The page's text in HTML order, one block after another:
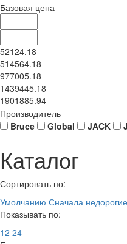
Базовая цена
52124.18
514564.18
977005.18
1439445.18
1901885.94
Производитель
Bruce
Global JACK
Каталог
Сортировать по:
Умолчанию Сначала недорогие
Показывать по:
12 24